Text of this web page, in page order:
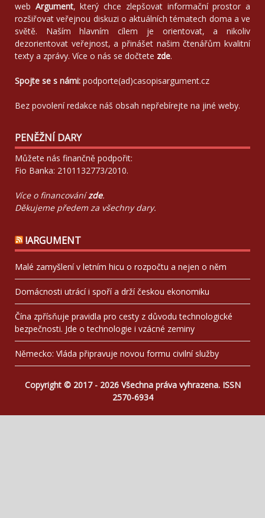
web Argument, který chce zlepšovat informační prostor a
rozšiřovat veřejnou diskuzi o aktuálních tématech doma a ve
světě. Naším hlavním cílem je orientovat, a nikoliv
dezorientovat veřejnost, a přinášet našim čtenářům kvalitní
texty a zprávy. Více o nás se dočtete zde.
Spojte se s námi: podporte(ad)casopisargument.cz
Bez povolení redakce náš obsah nepřebírejte na jiné weby.
PENĚŽNÍ DARY
Můžete nás finančně podpořit:
Fio Banka: 2101132773/2010.
Více o financovánízde.
Děkujeme předem za všechny dary.
!ARGUMENT
Malé zamyšlení v letním hicu o rozpočtu a nejen o něm
Domácnosti utrácí i spoří a drží českou ekonomiku
Čína zpřísňuje pravidla pro cesty z důvodu technologické
bezpečnosti. Jde o technologie i vzácné zeminy
Německo: Vláda připravuje novou formu civilní služby
Copyright © 2017 - 2026 Všechna práva vyhrazena. ISSN
2570-6934